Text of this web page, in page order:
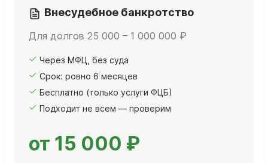
Внесудебное банкротство
Для долгов 25 000 – 1 000 000 ₽
Через МФЦ, без суда
Срок: ровно 6 месяцев
Бесплатно (только услуги ФЦБ)
Подходит не всем — проверим
от 15 000 ₽